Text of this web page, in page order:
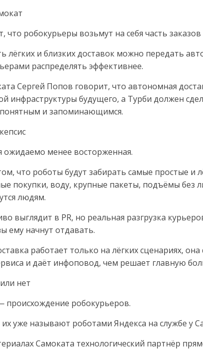
что робокурьеры возьмут на себя часть
лёгких и близких доставок можно передать
распределять эффективнее.
Сергей Попов говорит, что автономная
инфраструктуры будущего, а Турби должен
понятным и запоминающимся.
ожидаемо менее восторженная.
что роботы будут забирать самые простые и
покупки, воду, крупные пакеты, подъёмы без
людям.
выглядит в PR, но реальная разгрузка
ему начнут отдавать.
работает только на лёгких сценариях,
и даёт инфоповод, чем решает главную
нет
робокурьеров.
их уже называют роботами Яндекса на службе у
Самоката технологический партнёр